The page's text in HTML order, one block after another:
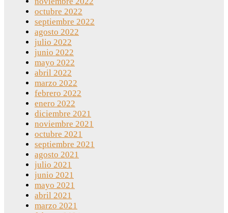
octubre 2022
septiembre 2022
agosto 2022
julio 2022
junio 2022
mayo 2022
abril 2022
marzo 2022
febrero 2022
enero 2022
diciembre 2021
noviembre 2021
octubre 2021
septiembre 2021
agosto 2021
julio 2021
junio 2021
mayo 2021
abril 2021
marzo 2021